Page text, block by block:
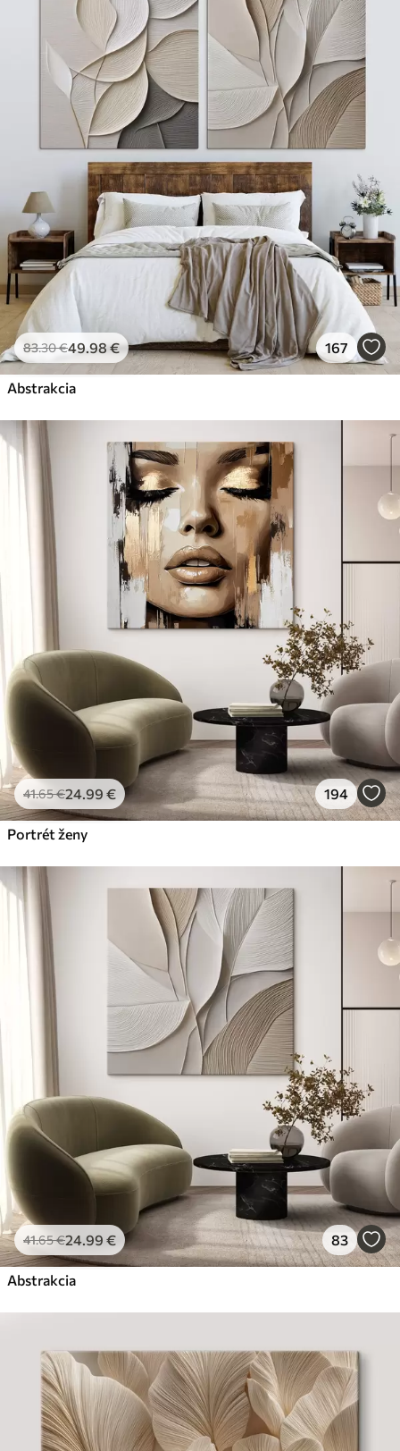
83.30€49.98€ 167
Abstrakcia
41.65€24 .99 € 194
Portrét ženy
41.65€24 .99 € 83
Abstrakcia